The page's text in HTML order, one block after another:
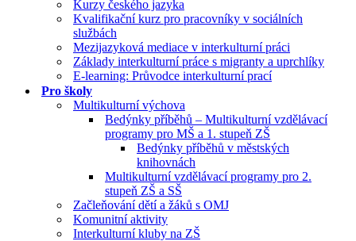
Kurzy českého jazyka
Kvalifikační kurz pro pracovníky v sociálních
službách
Mezijazyková mediace v interkulturní práci
Základy interkulturní práce s migranty a uprchlíky
E-learning: Průvodce interkulturní prací
Pro školy
Multikulturní výchova
Bedýnky příběhů – Multikulturní vzdělávací
programy pro MŠ a 1. stupeň ZŠ
Bedýnky příběhů v městských
knihovnách
Multikulturní vzdělávací programy pro 2.
stupeň ZŠ a SŠ
Začleňování dětí a žáků s OMJ
Komunitní aktivity
Interkulturní kluby na ZŠ